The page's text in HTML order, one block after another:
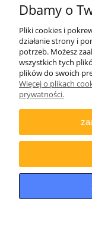
Zapraszamy
oraz
http://
ul.
w/w
stacjonarnego
Dbamy o
Pliki cookies i
działanie strony i
potrzeb. Możesz
wszystkich tych
plików do swoich
Więcej o plikach
prywatności.